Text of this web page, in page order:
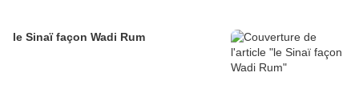
le Sinaï façon Wadi Rum